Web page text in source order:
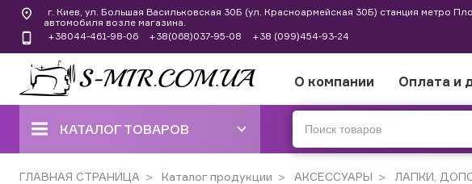
г. Киев, ул. Большая Васильковская 30Б (ул. Красноармейская 30Б) станция метро
автомобиля возле магазина.
+38044-461-98-06
+38(068)037-95-08 +38 (099)454-93-24
О компании Оплата и
КАТАЛОГ ТОВАРОВ
ШВЕЙНЫЕ МАШИНЫ
ГЛАВНАЯ СТРАНИЦА Каталог продукции АКСЕССУАРЫ
ЛАПКИ,